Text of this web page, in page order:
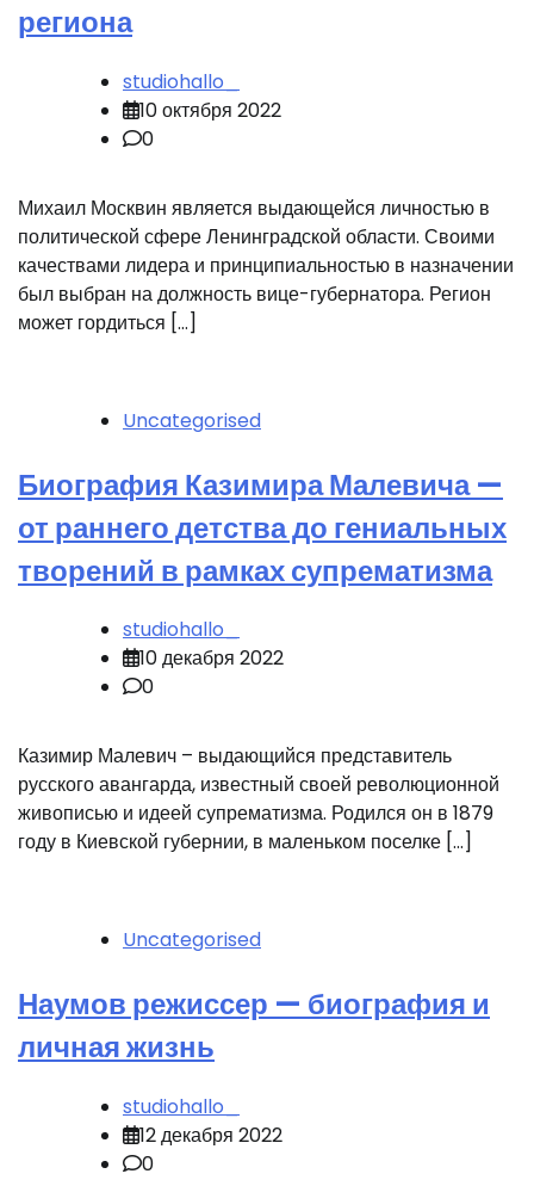
региона
studiohallo_
10 октября 2022
0
Михаил Москвин является выдающейся личностью в
политической сфере Ленинградской области. Своими
качествами лидера и принципиальностью в назначении
был выбран на должность вице-губернатора. Регион
может гордиться […]
Uncategorised
Биография Казимира Малевича —
от раннего детства до гениальных
творений в рамках супрематизма
studiohallo_
10 декабря 2022
0
Казимир Малевич – выдающийся представитель
русского авангарда, известный своей революционной
живописью и идеей супрематизма. Родился он в 1879
году в Киевской губернии, в маленьком поселке […]
Uncategorised
Наумов режиссер — биография и
личная жизнь
studiohallo_
12 декабря 2022
0